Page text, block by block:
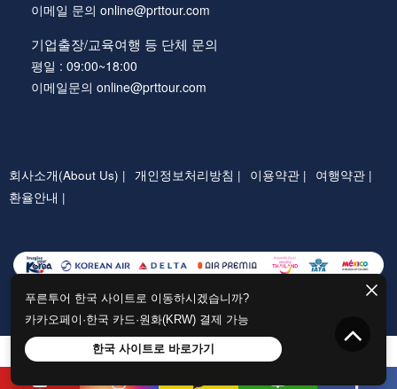
푸른투어 한국 사이트로 이동하시겠습니까?
카카오페이·한국 카드·원화(KRW) 결제 가능
한국 사이트로 바로가기
이메일 문의 online@prttour.com
기업출장/교육여행 등 단체 문의
평일 : 09:00~18:00
이메일문의 online@prttour.com
회사소개(About Us) | 개인정보처리방침 | 이용약관 |
여행약관 |
환율안내 |
COPYRIGHTⓒ PRTTOUR.COM ALL RIGHTS RESERVED